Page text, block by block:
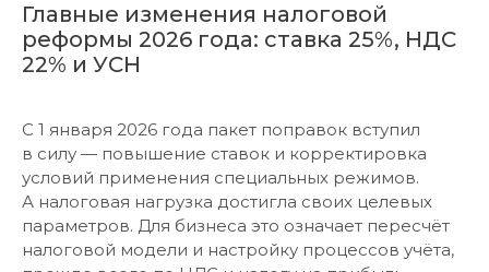
Главные изменения налоговой
реформы 2026 года: ставка 25%, НДС
22% и УСН
С 1 января 2026 года пакет поправок вступил
в силу — повышение ставок и корректировка
условий применения специальных режимов.
А налоговая нагрузка достигла своих целевых
параметров. Для бизнеса это означает пересчёт
налоговой модели и настройку процессов учёта,